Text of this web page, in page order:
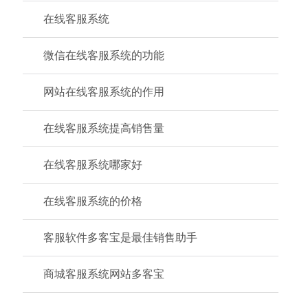
在线客服系统
微信在线客服系统的功能
网站在线客服系统的作用
在线客服系统提高销售量
在线客服系统哪家好
在线客服系统的价格
客服软件多客宝是最佳销售助手
商城客服系统网站多客宝